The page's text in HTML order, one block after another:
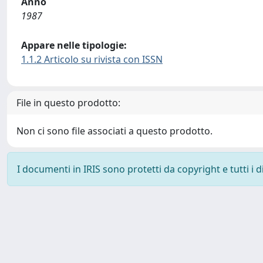
1987
Appare nelle tipologie:
1.1.2 Articolo su rivista con ISSN
File in questo prodotto:
Non ci sono file associati a questo prodotto.
I documenti in IRIS sono protetti da copyright e tutti i